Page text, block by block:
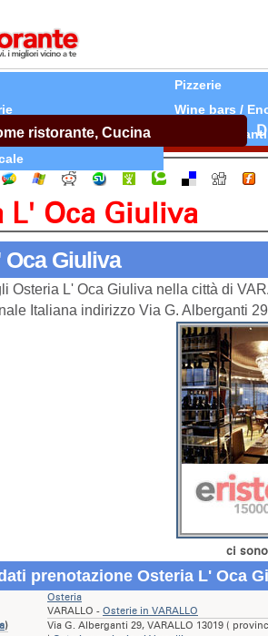
Pizzerie
Wine bars /
Tutti Ristoranti
L' Oca Giuliva
Oca Giuliva
Osteria L' Oca Giuliva nella città di
Italiana indirizzo Via G. Alberganti
ci
prenotazione Osteria L' Oca
Osteria
VARALLO - Osterie in VARALLO
)
Via G. Alberganti 29, VARALLO 13019 (